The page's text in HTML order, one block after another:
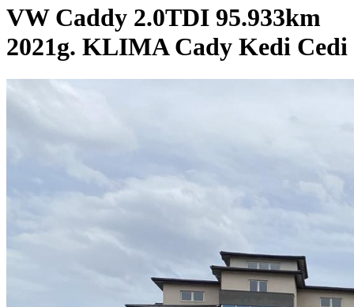
VW Caddy 2.0TDI 95.933km
2021g. KLIMA Cady Kedi Cedi